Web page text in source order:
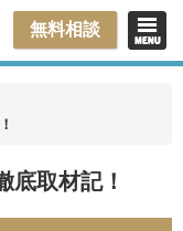
無料相談
底取材記！